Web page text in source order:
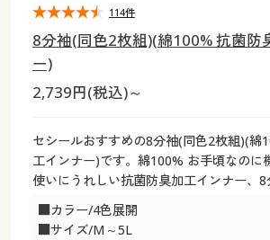
大きいサイズ レディース下着
大きいサイズ 事務・制服
カタログ
デジタルカタログ
カタログ無料プレゼント
大きいサイズ メンズ
大きいサイズ 事務・制服
カタログ
カタログ・チラシからのご注文
デジタルカタログ
カタログ無料プレゼント
会員メニュー
8分袖(同色2枚組)(綿100% 抗菌防
ー)
2,739円(税込)～
セシールおすすめの8分袖(同色2枚組)(綿
工インナー)です。綿100% お手頃なのに
使いにうれしい抗菌防臭加工インナー、8
■カラー/4色展開
■サイズ/M～5L
114件